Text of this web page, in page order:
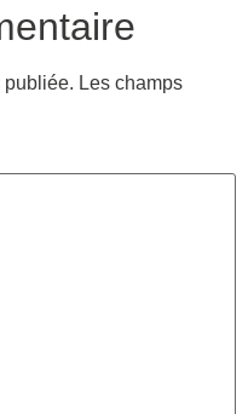
publiée. Les champs